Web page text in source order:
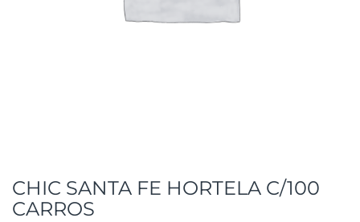
CHIC SANTA FE HORTELA C/100
CARROS